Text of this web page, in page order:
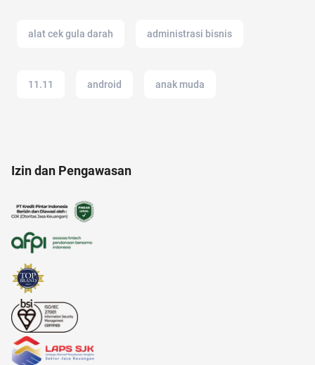
alat cek gula darah administrasi bisnis
11.11 android anak muda
anak tk
Izin dan Pengawasan